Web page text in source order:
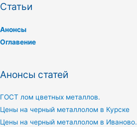
Статьи
Анонсы
Оглавение
Анонсы статей
ГОСТ лом цветных металлов.
Цены на черный металлолом в Курске
Цены на черный металлолом в Иваново.